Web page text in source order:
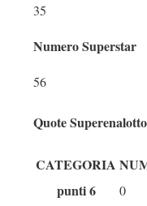
35
Numero Superstar
56
Quote
CATEGORIA
punti 6
0